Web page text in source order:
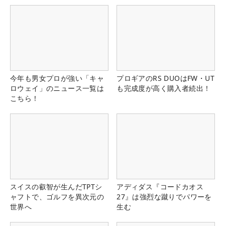
今年も男女プロが強い「キャ
ロウェイ」のニュース一覧は
こちら！
プロギアのRS DUOはFW・UT
も完成度が高く購入者続出！
スイスの叡智が生んだTPTシ
ャフトで、ゴルフを異次元の
世界へ
アディダス『コードカオス
27』は強烈な蹴りでパワーを
生む